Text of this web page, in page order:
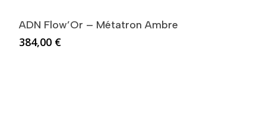
ADN Flow’Or – Métatron Ambre
384,00 €